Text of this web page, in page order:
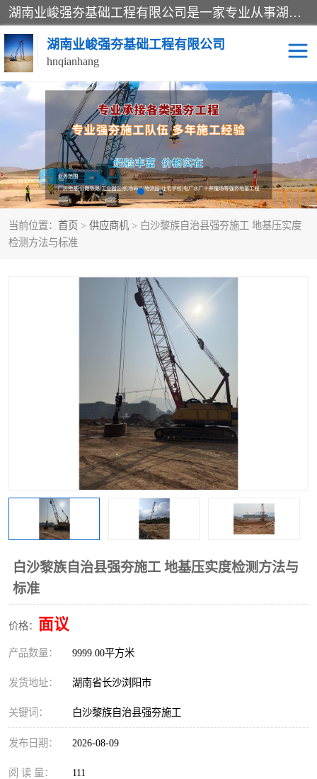
湖南业峻强夯基础工程有限公司是一家专业从事湖南强夯基础工程、强夯机租赁，地基处理的施工单位。业务覆盖：湖南、广东，江西等地。可承接1000KN.m-25000KN.m强夯（置换）工程。公司创始人是国内较早期从事强夯施工的建设者，经过多年的一步一个脚印的发展，在行业内具有较高的度和良好的口碑。
湖南业峻强夯基础工程有限公司
hnqianhang
当前位置： 首页 > 供应商机 > 白沙黎族自治县强夯施工 地基压实度
检测方法与标准
白沙黎族自治县强夯施工 地基压实度检测方法与
标准
价格： 面议
产品数量： 9999.00平方米
发货地址： 湖南省长沙浏阳市
关键词： 白沙黎族自治县强夯施工
发布日期： 2026-08-09
阅 读 量： 111
强夯施工案例 强夯机租赁
强夯施工工程 强夯施工队伍
强夯队伍